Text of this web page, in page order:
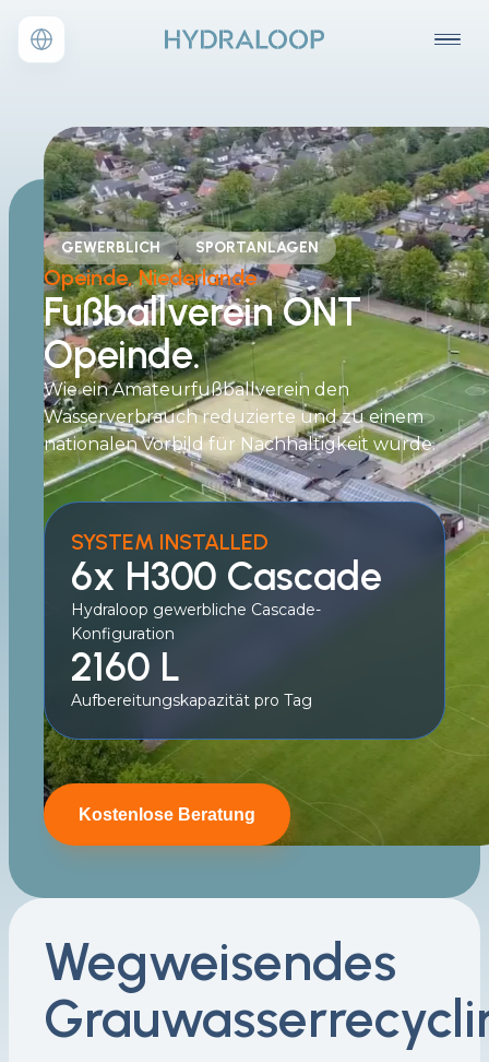
GEWERBLICH SPORTANLAGEN
Opeinde, Niederlande
Fußballverein ONT
Opeinde.
Wie ein Amateurfußballverein den
Wasserverbrauch reduzierte und zu einem
nationalen Vorbild für Nachhaltigkeit wurde.
SYSTEM INSTALLED
6x H300 Cascade
Hydraloop gewerbliche Cascade-
Konfiguration
2160 L
Aufbereitungskapazität pro Tag
Kostenlose Beratung
Wegweisendes